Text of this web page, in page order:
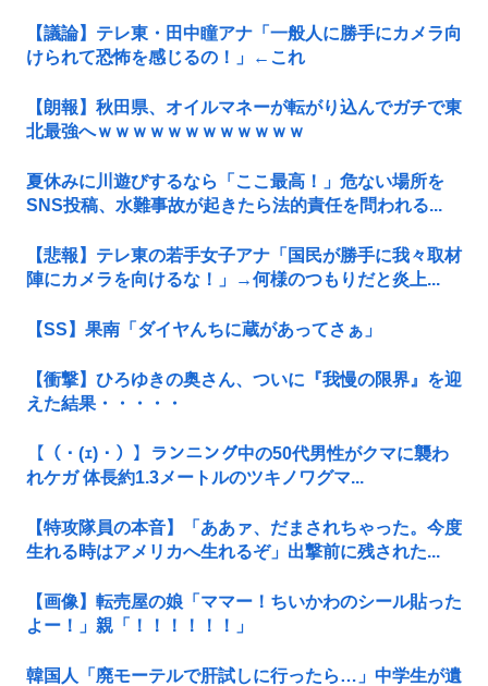
【議論】テレ東・田中瞳アナ「一般人に勝手にカメラ向
けられて恐怖を感じるの！」←これ
【朗報】秋田県、オイルマネーが転がり込んでガチで東
北最強へｗｗｗｗｗｗｗｗｗｗｗｗ
夏休みに川遊びするなら「ここ最高！」危ない場所を
SNS投稿、水難事故が起きたら法的責任を問われる...
【悲報】テレ東の若手女子アナ「国民が勝手に我々取材
陣にカメラを向けるな！」→何様のつもりだと炎上...
【SS】果南「ダイヤんちに蔵があってさぁ」
【衝撃】ひろゆきの奥さん、ついに『我慢の限界』を迎
えた結果・・・・・
【（・(ｪ)・）】ランニング中の50代男性がクマに襲わ
れケガ 体長約1.3メートルのツキノワグマ...
【特攻隊員の本音】「ああァ、だまされちゃった。今度
生れる時はアメリカへ生れるぞ」出撃前に残された...
【画像】転売屋の娘「ママー！ちいかわのシール貼った
よー！」親「！！！！！！」
韓国人「廃モーテルで肝試しに行ったら…」中学生が遺